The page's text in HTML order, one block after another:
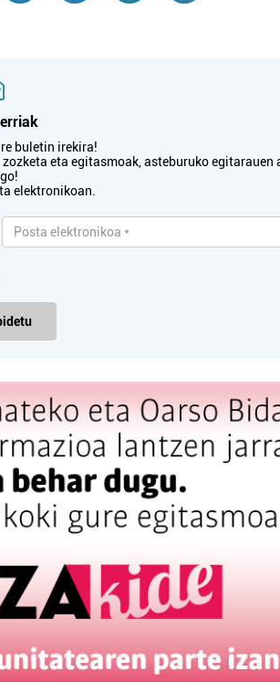
buletin irekira!
eta egitasmoak, asteburuko egitarauen
elektronikoan.